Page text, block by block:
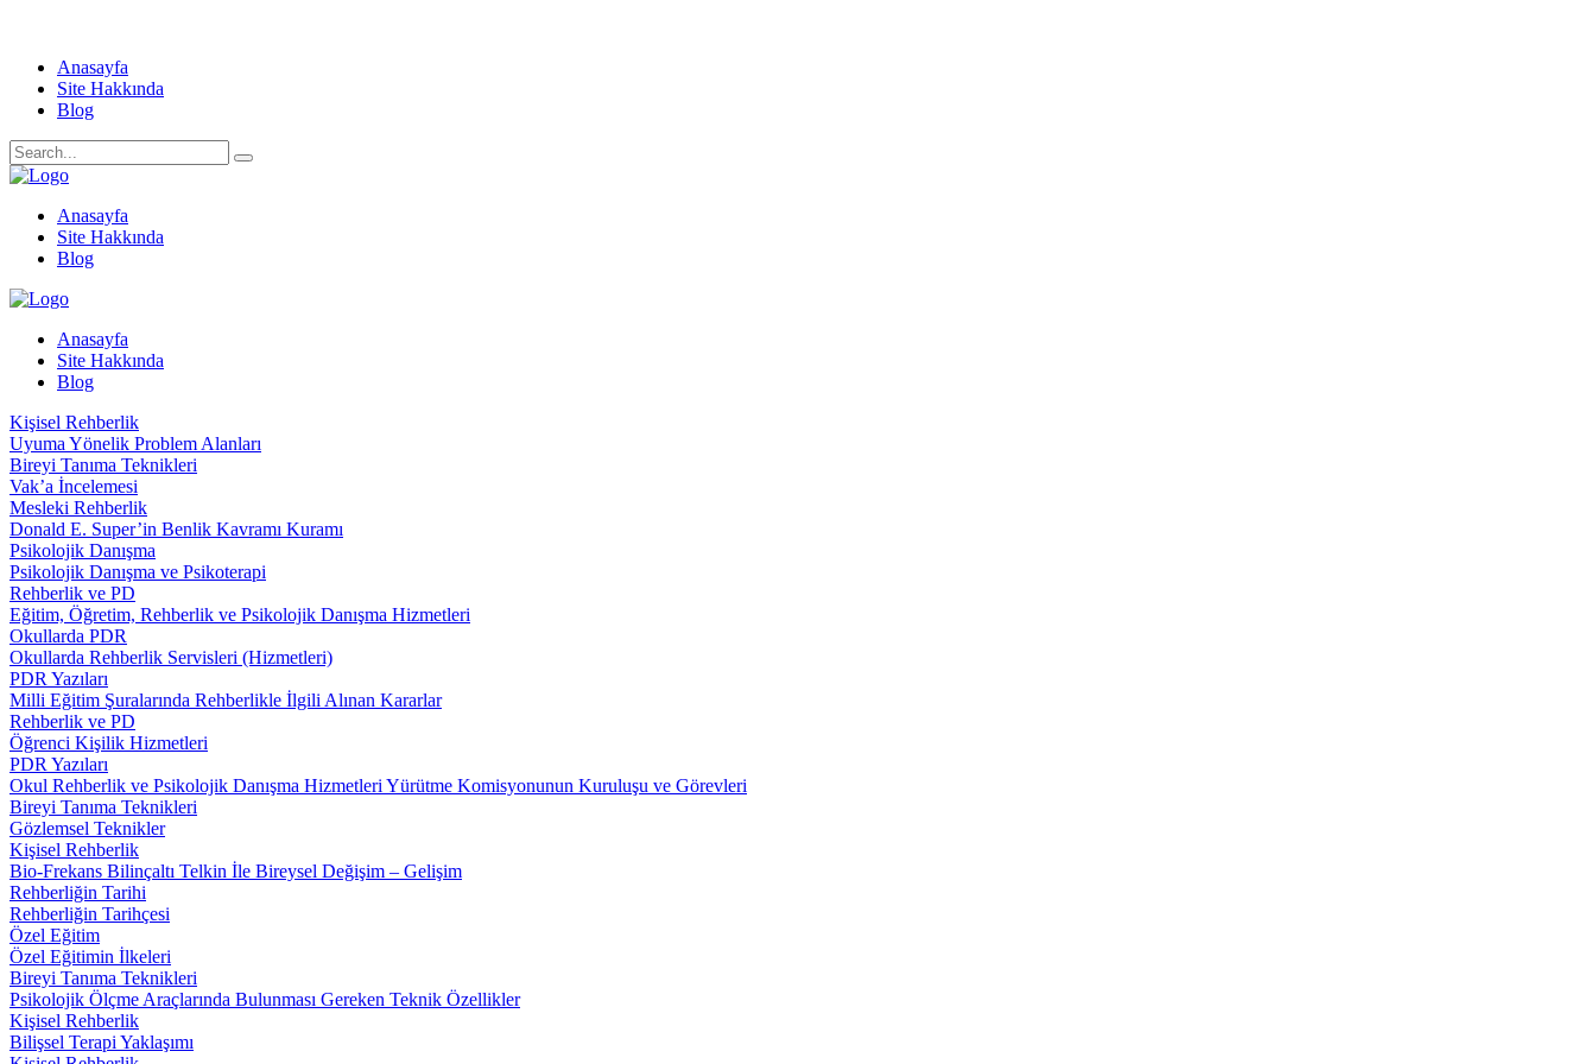
Anasayfa
Site Hakkında
Blog
Anasayfa
Site Hakkında
Blog
Anasayfa
Site Hakkında
Blog
Kişisel Rehberlik
Uyuma Yönelik Problem Alanları
Bireyi Tanıma Teknikleri
Vak’a İncelemesi
Mesleki Rehberlik
Donald E. Super’in Benlik Kavramı Kuramı
Psikolojik Danışma
Psikolojik Danışma ve Psikoterapi
Rehberlik ve PD
Eğitim, Öğretim, Rehberlik ve Psikolojik Danışma Hizmetleri
Okullarda PDR
Okullarda Rehberlik Servisleri (Hizmetleri)
PDR Yazıları
Milli Eğitim Şuralarında Rehberlikle İlgili Alınan Kararlar
Rehberlik ve PD
Öğrenci Kişilik Hizmetleri
PDR Yazıları
Okul Rehberlik ve Psikolojik Danışma Hizmetleri Yürütme Komisyonunun Kuruluşu ve Görevleri
Bireyi Tanıma Teknikleri
Gözlemsel Teknikler
Kişisel Rehberlik
Bio-Frekans Bilinçaltı Telkin İle Bireysel Değişim – Gelişim
Rehberliğin Tarihi
Rehberliğin Tarihçesi
Özel Eğitim
Özel Eğitimin İlkeleri
Bireyi Tanıma Teknikleri
Psikolojik Ölçme Araçlarında Bulunması Gereken Teknik Özellikler
Kişisel Rehberlik
Bilişsel Terapi Yaklaşımı